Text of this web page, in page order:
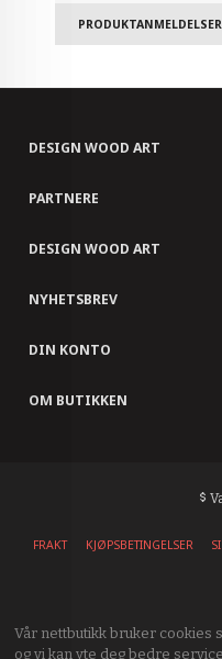
DESIGN WOOD ART
PARTNERE
DESIGN WOOD ART
NYHETSBREV
DIN KONTO
OM BUTIKKEN
FRAKT KJØPSBETINGELSER
Vår nettbutikk bruker cookies
og vi kan yte deg bedre